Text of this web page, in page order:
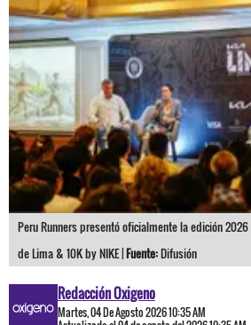
Peru Runners presentó oficialmente la edición 2026
de Lima & 10K by NIKE |Fuente:Difusión
Redacción Oxigeno
Martes, 04 De Agosto 2026 10:35 AM